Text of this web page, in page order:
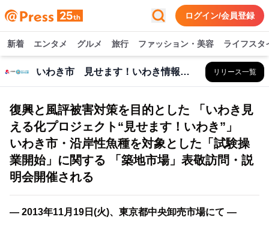
ログイン/会員登録
新着 エンタメ グルメ 旅行 ファッション・美容 ライフスタ
いわき市 見せます！いわき情報局 見せる課 リリース一覧
復興と風評被害対策を目的とした 「いわき見
える化プロジェクト“見せます！いわき”」
いわき市・沿岸性魚種を対象とした「試験操
業開始」に関する 「築地市場」表敬訪問・説
明会開催される
― 2013年11月19日(火)、東京都中央卸売市場にて ―